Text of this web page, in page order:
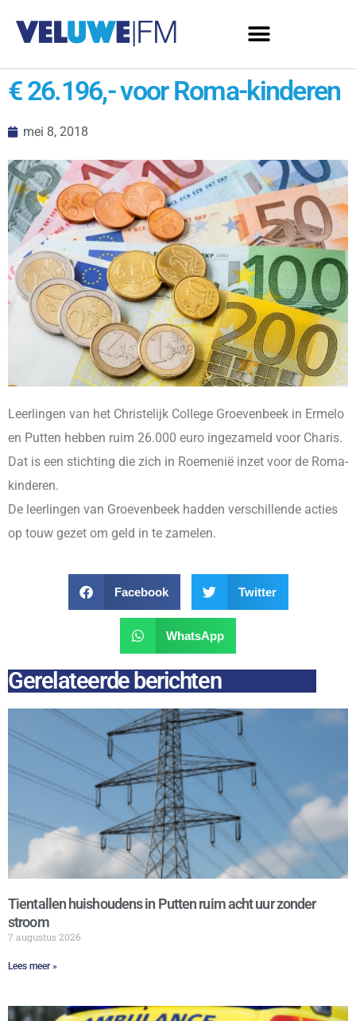
€ 26.196,- voor Roma-kinderen
mei 8, 2018
Leerlingen van het Christelijk College Groevenbeek in Ermelo
en Putten hebben ruim 26.000 euro ingezameld voor Charis.
Dat is een stichting die zich in Roemenië inzet voor de Roma-
kinderen.
De leerlingen van Groevenbeek hadden verschillende acties
op touw gezet om geld in te zamelen.
Facebook Twitter
WhatsApp
Gerelateerde berichten
Tientallen huishoudens in Putten ruim acht uur zonder
stroom
7 augustus 2026
Lees meer »